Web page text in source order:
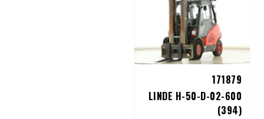
171879
LINDE H-50-D-02-600
(394)